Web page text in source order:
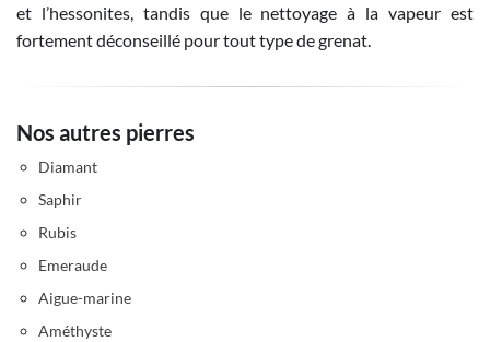
et l’hessonites, tandis que le nettoyage à la vapeur est
fortement déconseillé pour tout type de grenat.
Nos autres pierres
Diamant
Saphir
Rubis
Emeraude
Aigue-marine
Améthyste